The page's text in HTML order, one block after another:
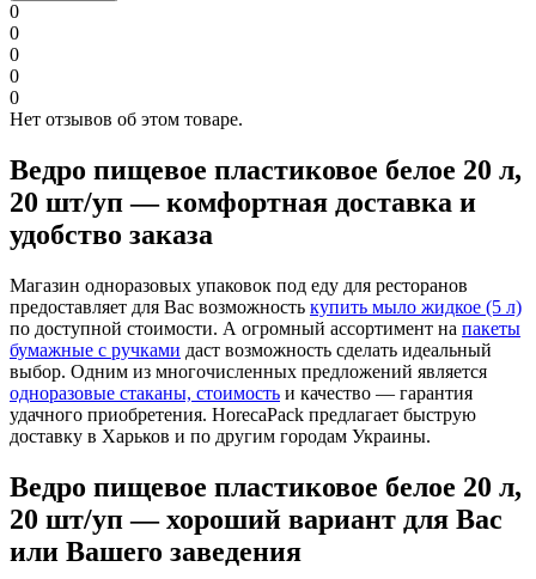
0
0
0
0
0
Нет отзывов об этом товаре.
Ведро пищевое пластиковое белое 20 л,
20 шт/уп — комфортная доставка и
удобство заказа
Магазин одноразовых упаковок под еду для ресторанов
предоставляет для Вас возможность купить мыло жидкое (5 л)
по доступной стоимости. А огромный ассортимент на пакеты
бумажные с ручками даст возможность сделать идеальный
выбор. Одним из многочисленных предложений является
одноразовые стаканы, стоимость и качество — гарантия
удачного приобретения. HorecaPack предлагает быструю
доставку в Харьков и по другим городам Украины.
Ведро пищевое пластиковое белое 20 л,
20 шт/уп — хороший вариант для Вас
или Вашего заведения